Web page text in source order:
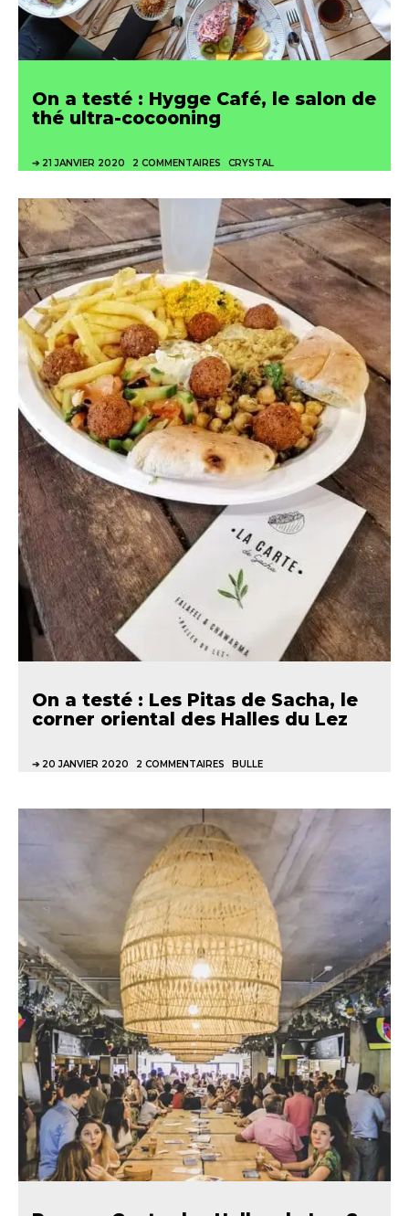
On a testé : Hygge Café, le salon de
thé ultra-cocooning
21 JANVIER 2020 2 COMMENTAIRES CRYSTAL
On a testé : Les Pitas de Sacha, le
corner oriental des Halles du Lez
20 JANVIER 2020 2 COMMENTAIRES BULLE